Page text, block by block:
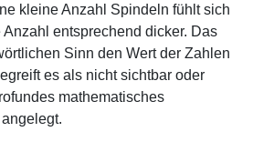
kleine Anzahl Spindeln fühlt sich
entsprechend dicker. Das
Sinn den Wert der Zahlen
es als nicht sichtbar oder
mathematisches